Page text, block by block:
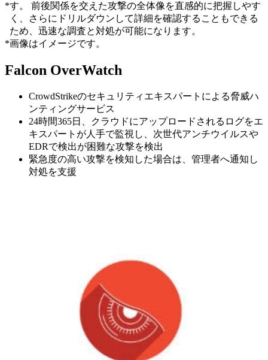
*す。 前後関係を交えた攻撃の全体像を直感的に把握しやす
く、さらにドリルダウンして詳細を確認することもできる
ため、迅速な調査と対処が可能になります。
*画像はイメージです。
Falcon OverWatch
CrowdStrikeのセキュリティエキスパートによる脅威ハ
ンティングサービス
24時間365日、クラウドにアップロードされるログをエ
キスパートが人手で監視し、次世代アンチウイルスや
EDRで検出が困難な攻撃を検出
緊急度の高い攻撃を検知した場合は、管理者へ通知し
対処を支援